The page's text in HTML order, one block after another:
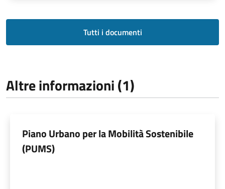
Tutti i documenti
Altre informazioni (1)
Piano Urbano per la Mobilità Sostenibile
(PUMS)